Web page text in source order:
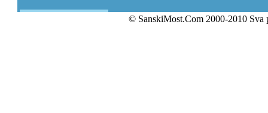
© SanskiMost.Com 2000-2010